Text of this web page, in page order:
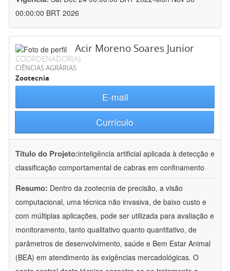
00:00:00 BRT 2026
Acir Moreno Soares Junior
COORDENADOR(A)
CIÊNCIAS AGRÁRIAS
Zootecnia
E-mail
Currículo
Título do Projeto:inteligência artificial aplicada à detecção e
classificação comportamental de cabras em confinamento
Resumo: Dentro da zootecnia de precisão, a visão
computacional, uma técnica não invasiva, de baixo custo e
com múltiplas aplicações, pode ser utilizada para avaliação e
monitoramento, tanto qualitativo quanto quantitativo, de
parâmetros de desenvolvimento, saúde e Bem Estar Animal
(BEA) em atendimento às exigências mercadológicas. O